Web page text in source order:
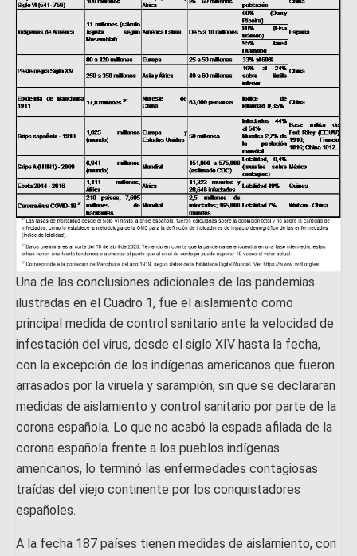
Una de las conclusiones adicionales de las pandemias
ilustradas en el Cuadro 1, fue el aislamiento como
principal medida de control sanitario ante la velocidad de
infestación del virus, desde el siglo XIV hasta la fecha,
con la excepción de los indígenas americanos que fueron
arrasados por la viruela y sarampión, sin que se declararan
medidas de aislamiento y control sanitario por parte de la
corona española. Lo que no acabó la espada afilada de la
corona española frente a los pueblos indígenas
americanos, lo terminó las enfermedades contagiosas
traídas del viejo continente por los conquistadores
españoles.
A la fecha 187 países tienen medidas de aislamiento, con